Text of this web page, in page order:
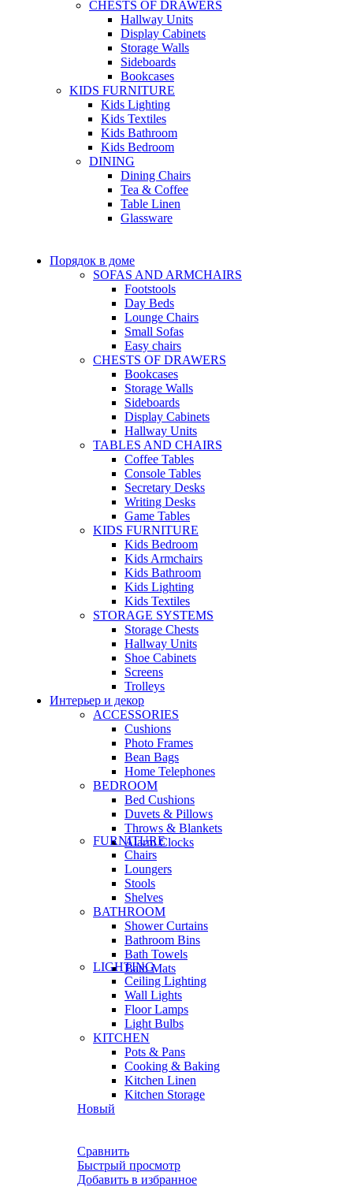
CHESTS OF DRAWERS
Hallway Units
Display Cabinets
Storage Walls
Sideboards
Bookcases
KIDS FURNITURE
Kids Lighting
Kids Textiles
Kids Bathroom
Kids Bedroom
DINING
Dining Chairs
Tea & Coffee
Table Linen
Glassware
Порядок в доме
SOFAS AND ARMCHAIRS
Footstools
Day Beds
Lounge Chairs
Small Sofas
Easy chairs
CHESTS OF DRAWERS
Bookcases
Storage Walls
Sideboards
Display Cabinets
Hallway Units
TABLES AND CHAIRS
Coffee Tables
Console Tables
Secretary Desks
Writing Desks
Game Tables
KIDS FURNITURE
Kids Bedroom
Kids Armchairs
Kids Bathroom
Kids Lighting
Kids Textiles
STORAGE SYSTEMS
Storage Chests
Hallway Units
Shoe Cabinets
Screens
Trolleys
Интерьер и декор
ACCESSORIES
Cushions
Photo Frames
Bean Bags
Home Telephones
BEDROOM
Bed Cushions
Duvets & Pillows
Throws & Blankets
Alarm Clocks
FURNITURE
Chairs
Loungers
Stools
Shelves
BATHROOM
Shower Curtains
Bathroom Bins
Bath Towels
Bath Mats
LIGHTING
Ceiling Lighting
Wall Lights
Floor Lamps
Light Bulbs
KITCHEN
Pots & Pans
Cooking & Baking
Kitchen Linen
Kitchen Storage
Новый
Сравнить
Быстрый просмотр
Добавить в избранное